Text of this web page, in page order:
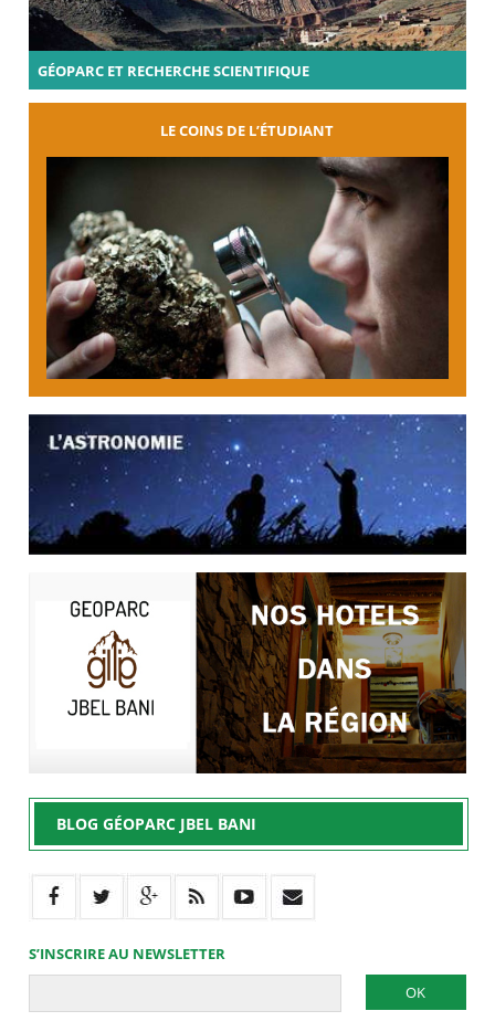
GÉOPARC ET RECHERCHE SCIENTIFIQUE
LE COINS DE L’ÉTUDIANT
BLOG GÉOPARC JBEL BANI
S’INSCRIRE AU NEWSLETTER